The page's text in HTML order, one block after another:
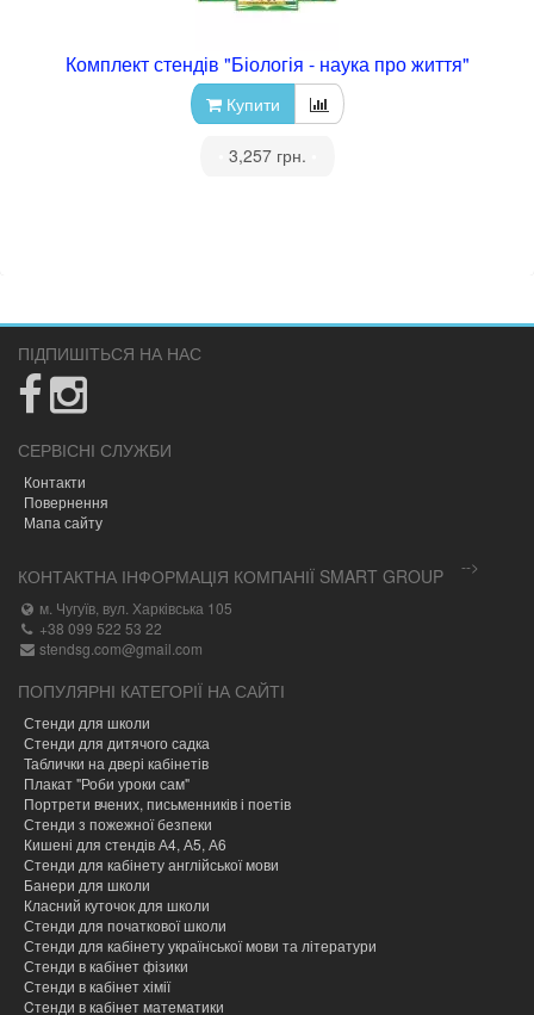
Комплект стендів "Біологія - наука про життя"
Купити
3,257 грн.
ПІДПИШІТЬСЯ НА НАС
СЕРВІСНІ СЛУЖБИ
Контакти
Повернення
Мапа сайту
-->
КОНТАКТНА ІНФОРМАЦІЯ КОМПАНІЇ SMART GROUP
м. Чугуїв, вул. Харківська 105
+38 099 522 53 22
stendsg.com@gmail.com
ПОПУЛЯРНІ КАТЕГОРІЇ НА САЙТІ
Стенди для школи
Стенди для дитячого садка
Таблички на двері кабінетів
Плакат "Роби уроки сам"
Портрети вчених, письменників і поетів
Стенди з пожежної безпеки
Кишені для стендів А4, А5, А6
Стенди для кабінету англійської мови
Банери для школи
Класний куточок для школи
Стенди для початкової школи
Стенди для кабінету української мови та літератури
Стенди в кабінет фізики
Стенди в кабінет хімії
Cтенди в кабінет математики